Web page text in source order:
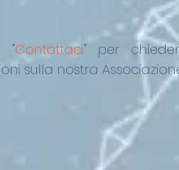
"Contattaci"
per
sulla nostra